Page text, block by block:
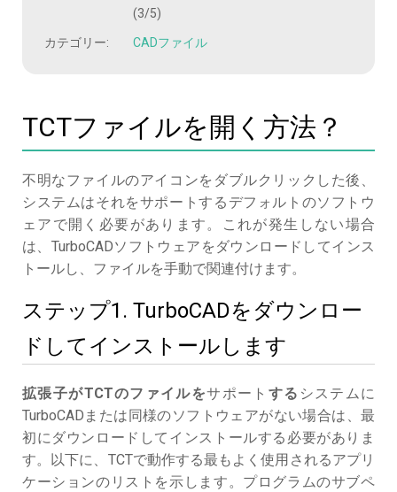
(3/5)
カテゴリー: CADファイル
TCTファイルを開く方法？
不明なファイルのアイコンをダブルクリックした後、
システムはそれをサポートするデフォルトのソフトウ
ェアで開く必要があります。これが発生しない場合
は、TurboCADソフトウェアをダウンロードしてインス
トールし、ファイルを手動で関連付けます。
ステップ1. TurboCADをダウンロー
ドしてインストールします
拡張子がTCTのファイルをサポート する システムに
TurboCADまたは同様のソフトウェアがない場合は、最
初にダウンロードしてインストールする必要がありま
す。以下に、TCTで動作する最もよく使用されるアプリ
ケーションのリストを示します。プログラムのサブペ